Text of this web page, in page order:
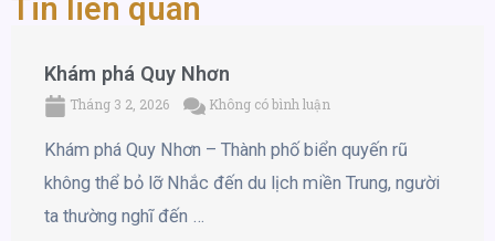
Tin liên quan
Khám phá Quy Nhơn
Tháng 3 2, 2026 Không có bình luận
Khám phá Quy Nhơn – Thành phố biển quyến rũ
không thể bỏ lỡ Nhắc đến du lịch miền Trung, người
ta thường nghĩ đến …